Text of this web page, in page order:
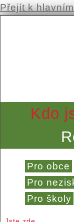
Přejít k
Kdo
Pro obce
Pro
Pro školy